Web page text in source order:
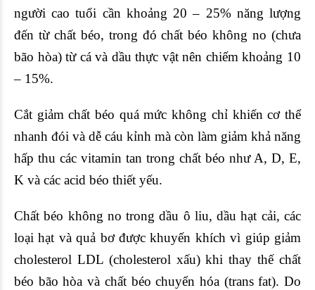
người cao tuổi cần khoảng 20 – 25% năng lượng
đến từ chất béo, trong đó chất béo không no (chưa
bão hòa) từ cá và dầu thực vật nên chiếm khoảng 10
– 15%.
Cắt giảm chất béo quá mức không chỉ khiến cơ thể
nhanh đói và dễ cáu kỉnh mà còn làm giảm khả năng
hấp thu các vitamin tan trong chất béo như A, D, E,
K và các acid béo thiết yếu.
Chất béo không no trongdầu ô liu, dầu hạt cải, các
loại hạt vàquả bơđược khuyến khích vì giúp giảm
cholesterol LDL (cholesterol xấu) khi thay thế chất
béo bão hòa và chất béo chuyển hóa (trans fat). Do